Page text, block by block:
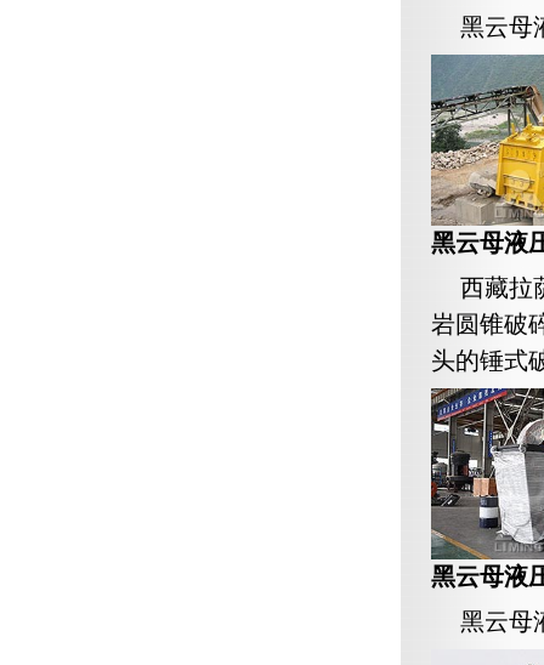
黑云母
黑云母液
西藏拉
岩圆锥破
头的锤式
黑云母液
黑云母